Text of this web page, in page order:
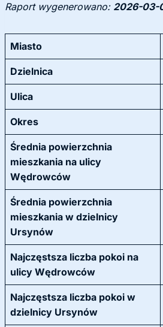
Raport wygenerowano: 2026-03-
Miasto
Dzielnica
Ulica
Okres
Średnia powierzchnia
mieszkania na ulicy
Wędrowców
Średnia powierzchnia
mieszkania w dzielnicy
Ursynów
Najczęstsza liczba pokoi na
ulicy Wędrowców
Najczęstsza liczba pokoi w
dzielnicy Ursynów